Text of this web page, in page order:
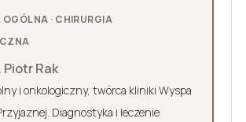
· CHIRURGIA
Piotr Rak
i onkologiczny, twórca kliniki Wyspa
Diagnostyka i leczenie